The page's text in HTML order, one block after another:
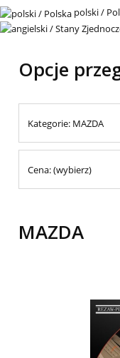
polski /
Opcje
Kategorie: MAZDA
Cena: (wybierz)
MAZDA